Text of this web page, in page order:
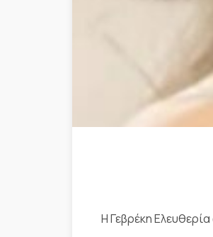
Η Γεβρέκη